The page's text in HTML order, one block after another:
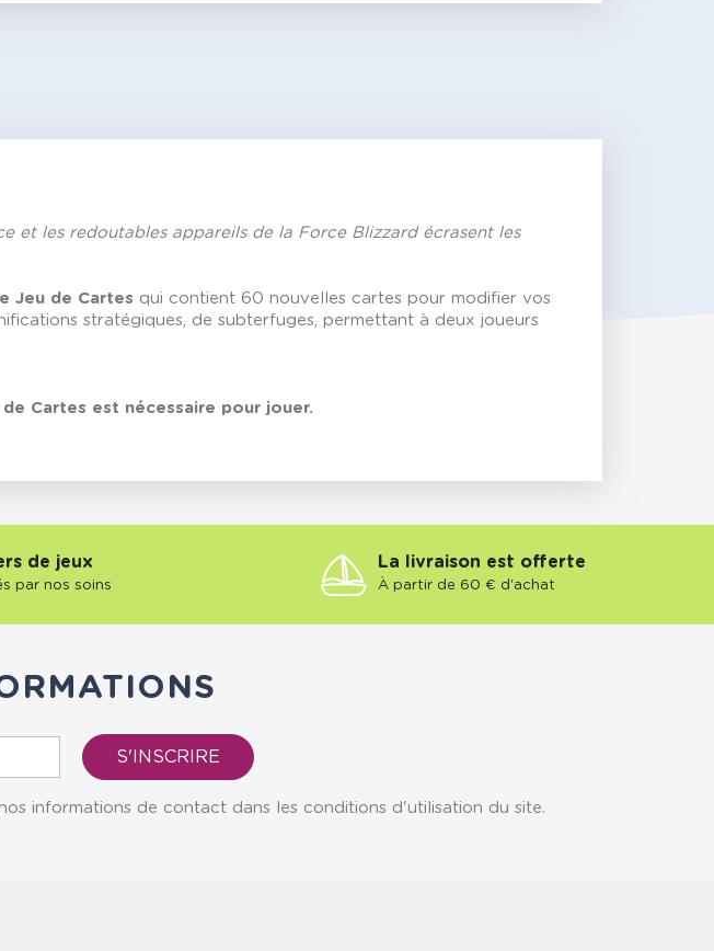
et les redoutables appareils de la Force Blizzard écrasent les
Jeu de Cartes qui contient 60 nouvelles cartes pour modifier vos
stratégiques, de subterfuges, permettant à deux joueurs
Cartes est nécessaire pour jouer.
de jeux
par nos soins
La livraison est offerte
À partir de 60 € d'achat
informations de contact dans les conditions d'utilisation du site.